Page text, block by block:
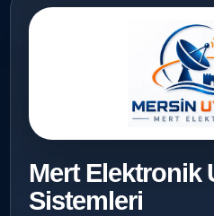
Mert Elektronik
Sistemleri